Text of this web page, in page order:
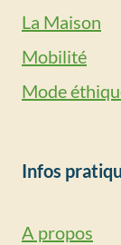
La Maison
Mobilité
Mode
Infos
A propos